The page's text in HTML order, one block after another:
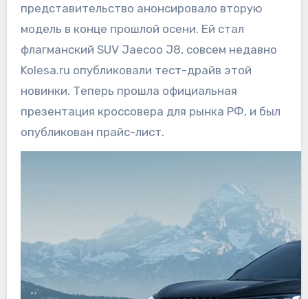
представительство анонсировало вторую
модель в конце прошлой осени. Ей стал
флагманский SUV Jaecoo J8, совсем недавно
Kolesa.ru опубликовали тест-драйв этой
новинки. Теперь прошла официальная
презентация кроссовера для рынка РФ, и был
опубликован прайс-лист.